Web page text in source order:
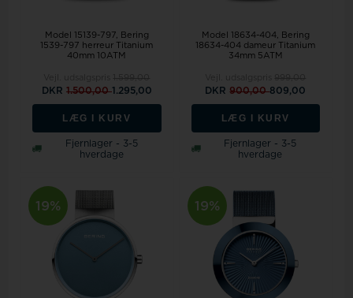
Model 15139-797
Bering
1539-797 herreur Titanium
40mm 10ATM
DKR 1.500,001.295,00
LÆG I KURV
Fjernlager - 3-5
hverdage
Model 18634-404
Bering
18634-404 dameur Titanium
34mm 5ATM
DKR900,00809,00
LÆG I KURV
Fjernlager - 3-5
hverdage
19% 19%